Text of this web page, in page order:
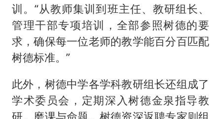
训。“从教师集训到班主任、教研组长、
管理干部专项培训，全部参照树德的要
求，确保每一位老师的教学能百分百匹配
树德标准。”
此外，树德中学各学科教研组长还组成了
学术委员会，定期深入树德金泉指导教